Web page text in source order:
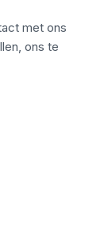
met ons
ons te